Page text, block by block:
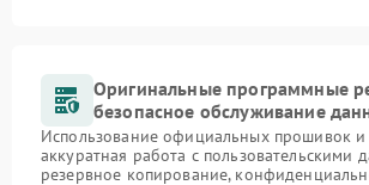
Оригинальные программные
безопасное обслуживание
Использование официальных прошивок и
аккуратная работа с пользовательскими
резервное копирование,